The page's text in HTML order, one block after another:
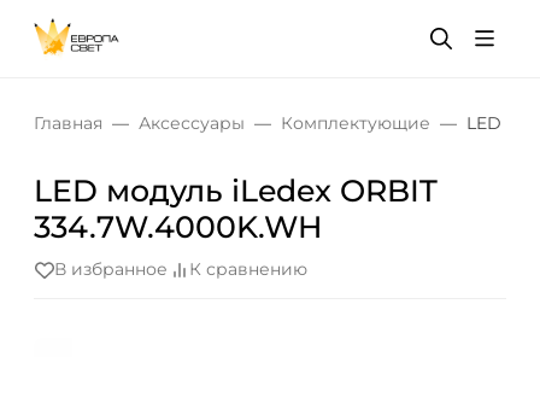
Главная Аксессуары Комплектующие LED
LED модуль iLedex ORBIT
334.7W.4000K.WH
В избранное К сравнению